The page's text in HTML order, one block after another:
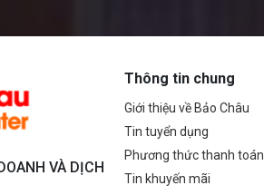
VÀ DỊCH
Thông tin chung
Giới thiệu về Bảo Châu
Tin tuyển dụng
Phương thức thanh toán
Tin khuyến mãi